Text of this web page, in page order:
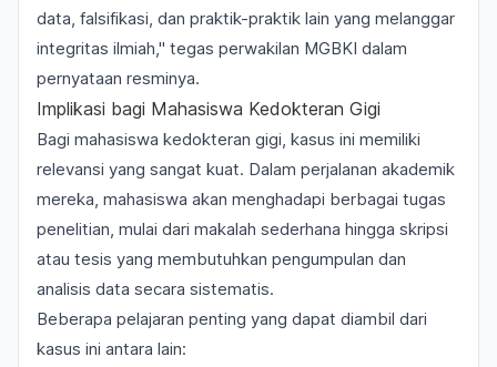
data, falsifikasi, dan praktik-praktik lain yang melanggar
integritas ilmiah," tegas perwakilan MGBKI dalam
pernyataan resminya.
Implikasi bagi Mahasiswa Kedokteran Gigi
Bagi mahasiswa kedokteran gigi, kasus ini memiliki
relevansi yang sangat kuat. Dalam perjalanan akademik
mereka, mahasiswa akan menghadapi berbagai tugas
penelitian, mulai dari makalah sederhana hingga skripsi
atau tesis yang membutuhkan pengumpulan dan
analisis data secara sistematis.
Beberapa pelajaran penting yang dapat diambil dari
kasus ini antara lain: